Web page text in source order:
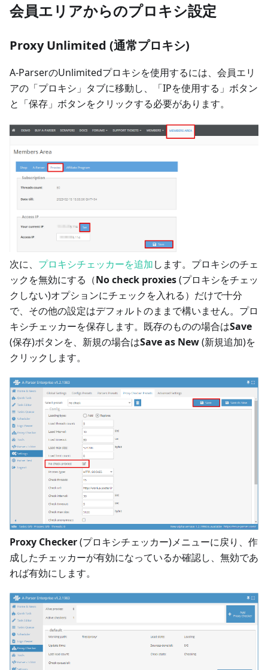
会員エリアからのプロキシ設定
Proxy Unlimited (通常プロキシ)
A-ParserのUnlimitedプロキシを使用するには、会員エリ
アの「プロキシ」タブに移動し、「IPを使用する」ボタン
と「保存」ボタンをクリックする必要があります。
次に、 プロキシチェッカーを追加します。プロキシのチェ
ックを無効にする（No check proxies(プロキシをチェッ
クしない)オプションにチェックを入れる）だけで十分
で、その他の設定はデフォルトのままで構いません。プロ
キシチェッカーを保存します。既存のものの場合はSave
(保存)ボタンを、新規の場合はSave as New(新規追加)を
クリックします。
Proxy Checker(プロキシチェッカー)メニューに戻り、作
成したチェッカーが有効になっているか確認し、無効であ
れば有効にします。